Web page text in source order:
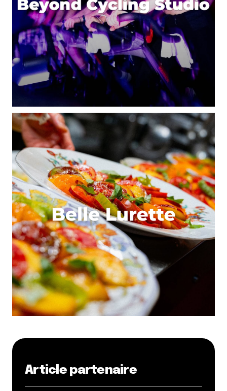
Dis-nous tout
Name*
E-mail
Enregistrer mon nom, mon e-mail et mon site dans le
navigateur pour mon prochain commentaire.
Prévenez-moi de tous les nouveaux commentaires
par e-mail.
Et bim !
Article partenaire